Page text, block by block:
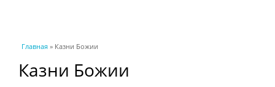
Вы здесь
Главная » Казни Божии
Казни Божии